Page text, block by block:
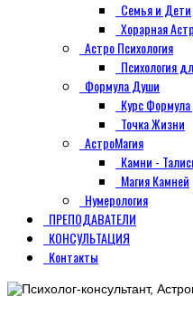
Семья и Дети
Хорарная
Астро Психология
Психология
Формула Души
Курс
Точка Жизни
АстроМагия
Камни -
Магия Камней
Нумерология
ПРЕПОДАВАТЕЛИ
КОНСУЛЬТАЦИЯ
Контакты